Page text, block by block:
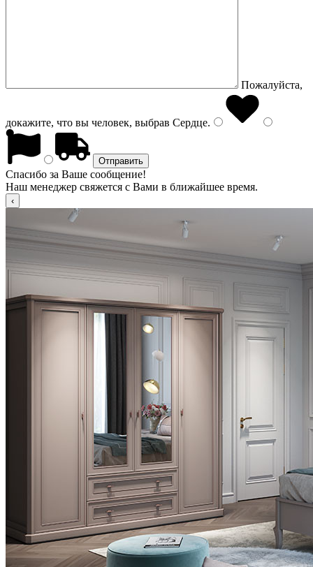
Пожалуйста,
докажите, что вы человек, выбрав Сердце.
Спасибо за Ваше сообщение!
Наш менеджер свяжется с Вами в ближайшее время.